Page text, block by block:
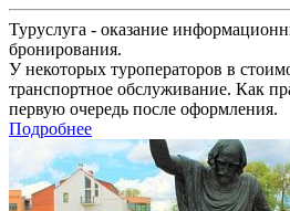
Туруслуга - оказание
бронирования.
У некоторых туроператоров в
транспортное обслуживание. Как
первую очередь после оформления.
Подробнее